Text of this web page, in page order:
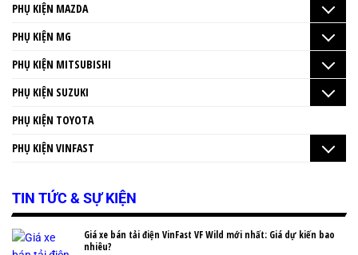
PHỤ KIỆN MAZDA
PHỤ KIỆN MG
PHỤ KIỆN MITSUBISHI
PHỤ KIỆN SUZUKI
PHỤ KIỆN TOYOTA
PHỤ KIỆN VINFAST
TIN TỨC & SỰ KIỆN
Giá xe bán tải điện VinFast VF Wild mới nhất: Giá dự kiến bao
nhiêu?